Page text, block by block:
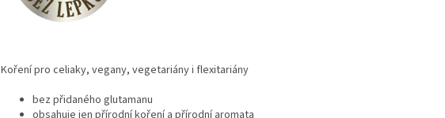
Koření pro celiaky, vegany, vegetariány i flexitariány
bez přidaného glutamanu